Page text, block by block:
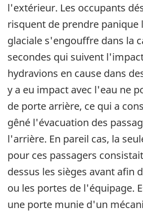
l'extérieur. Les occupants
risquent de prendre panique
glaciale s'engouffre dans la
secondes qui suivent
hydravions en cause dans
y a eu impact avec l'eau ne
de porte arrière, ce qui a
gêné l'évacuation des
l'arrière. En pareil cas, la
pour ces passagers
dessus les sièges avant afin
ou les portes de l'équipage.
une porte munie d'un